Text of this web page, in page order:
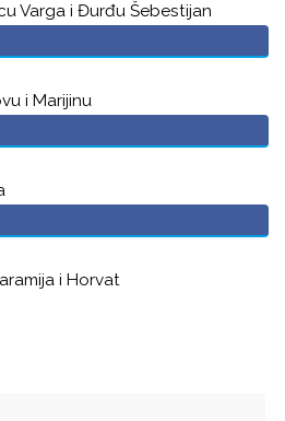
Varga i Đurđu Šebestijan
i Marijinu
i Horvat